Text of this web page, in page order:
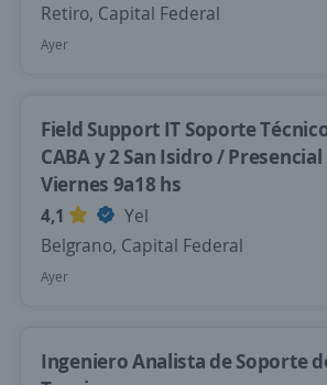
Retiro, Capital Federal
Ayer
Field Support IT Soporte Técnico
CABA y 2 San Isidro / Presencial
Viernes 9a18 hs
4,1
Yel
Belgrano, Capital Federal
Ayer
Ingeniero Analista de Soporte